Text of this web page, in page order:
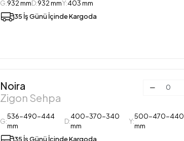
G:932 mmD:932 mmY:403 mm
35 İş Günü İçinde Kargoda
Noira
Zigon Sehpa
G:
536-490-444
mm
D:
400-370-340
mm
Y:
500-470-440
mm
35 İş Günü İçinde Kargoda